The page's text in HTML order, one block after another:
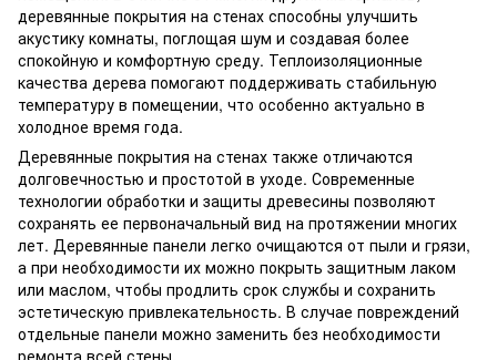
деревянные покрытия на стенах способны улучшить
акустику комнаты, поглощая шум и создавая более
спокойную и комфортную среду. Теплоизоляционные
качества дерева помогают поддерживать стабильную
температуру в помещении, что особенно актуально в
холодное время года.
Деревянные покрытия на стенах также отличаются
долговечностью и простотой в уходе. Современные
технологии обработки и защиты древесины позволяют
сохранять ее первоначальный вид на протяжении многих
лет. Деревянные панели легко очищаются от пыли и грязи,
а при необходимости их можно покрыть защитным лаком
или маслом, чтобы продлить срок службы и сохранить
эстетическую привлекательность. В случае повреждений
отдельные панели можно заменить без необходимости
ремонта всей стены.